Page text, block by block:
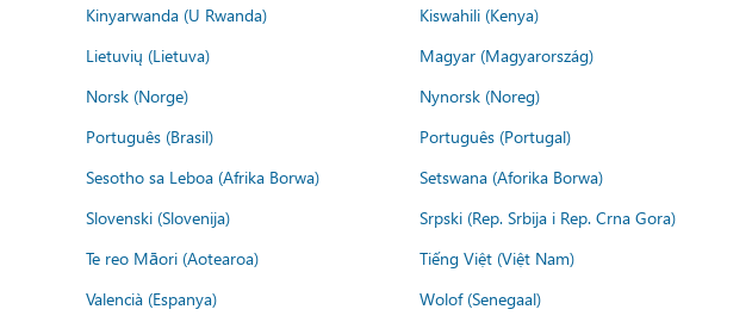
Kinyarwanda (U Rwanda)
Kiswahili (Kenya)
Lietuvių (Lietuva)
Magyar (Magyarország)
Norsk (Norge)
Nynorsk (Noreg)
Português (Brasil)
Português (Portugal)
Sesotho sa Leboa (Afrika Borwa)
Setswana (Aforika Borwa)
Slovenski (Slovenija)
Srpski (Rep. Srbija i Rep. Crna Gora)
Te reo Māori (Aotearoa)
Tiếng Việt (Việt Nam)
Valencià (Espanya)
Wolof (Senegaal)